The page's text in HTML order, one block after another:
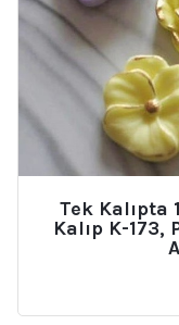
Tek Kalıpta
Kalıp K-173,